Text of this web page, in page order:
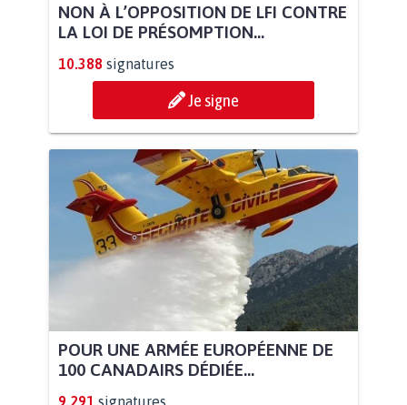
NON À L’OPPOSITION DE LFI CONTRE
LA LOI DE PRÉSOMPTION...
10.388 signatures
Je signe
POUR UNE ARMÉE EUROPÉENNE DE
100 CANADAIRS DÉDIÉE...
9.291 signatures